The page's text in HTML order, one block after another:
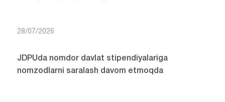
28/07/2026
JDPUda nomdor davlat stipendiyalariga
nomzodlarni saralash davom etmoqda